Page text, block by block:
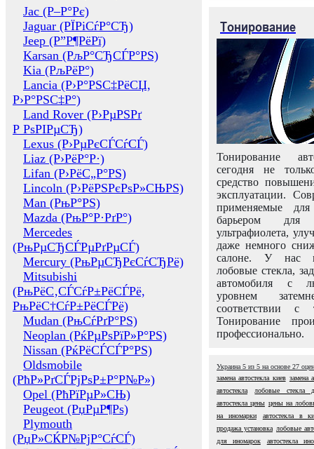
Jac (Р–Р°Рє)
Jaguar (РЇРіСѓР°СЂ)
Jeep (Р”Р¶РёРї)
Karsan (РљР°СЂСЃР°РЅ)
Kia (РљРёР°)
Lancia (Р›Р°РЅС‡РёСЏ,
Р›Р°РЅС‡Р°)
Land Rover (Р›РµРЅРґ
Р РѕРІРµСЂ)
Lexus (Р›РµРєСЃСѓСЃ)
Liaz (Р›РёР°Р·)
Lifan (Р›РёС„Р°РЅ)
Lincoln (Р›РёРЅРєРѕР»СЊРЅ)
Man (РњР°РЅ)
Mazda (РњР°Р·РґР°)
Mercedes
(РњРµСЂСЃРµРґРµСЃ)
Mercury (РњРµСЂРєСѓСЂРё)
Mitsubishi
(РњРёС‚СЃСѓР±РёСЃРё,
РњРёС†СѓР±РёСЃРё)
Mudan (РњСѓРґР°РЅ)
Neoplan (РќРµРѕРїР»Р°РЅ)
Nissan (РќРёСЃСЃР°РЅ)
Oldsmobile
(РћР»РґСЃРјРѕР±Р°Р№Р»)
Opel (РћРїРµР»СЊ)
Peugeot (РџРµР¶Рѕ)
Plymouth
(РџР»СЌР№РјР°СѓСЃ)
Тонирование
Тонирование
сегодня не
средство
эксплуатации.
применяемые
барьером для
ультрафиолета,
даже немного
салоне. У нас
лобовые стекла,
автомобиля с
уровнем
соответствии с
Тонирование
профессионально.
Украина 5 из 5 на основе 27
замена автостекла киев замена
автостекла
лобовые стекла
автостекла цены цены на
на иномарки
автостекла в
продажа установка лобовые
для иномарок
автостекла